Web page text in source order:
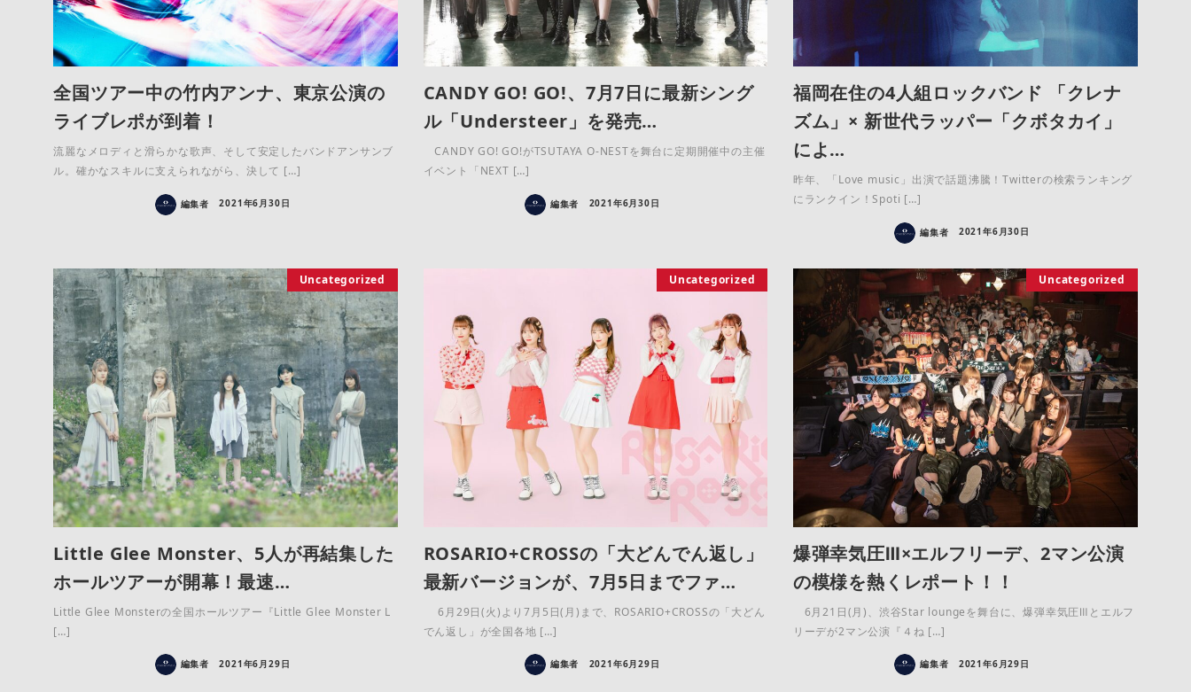
全国ツアー中の竹内アンナ、東京公演の
ライブレポが到着！
流麗なメロディと滑らかな歌声、そして安定したバンドアンサンブ
ル。確かなスキルに支えられながら、決して […]
編集者 2021年6月30日
CANDY GO! GO!、7月7日に最新シング
ル「Understeer」を発売…
CANDY GO! GO!がTSUTAYA O-NESTを舞台に定期開催中の主催
イベント「NEXT […]
編集者 2021年6月30日
福岡在住の4人組ロックバンド 「クレナ
ズム」× 新世代ラッパー「クボタカイ」
によ…
昨年、「Love music」出演で話題沸騰！Twitterの検索ランキング
にランクイン！Spoti […]
編集者 2021年6月30日
Uncategorized
Little Glee Monster、5人が再結集した
ホールツアーが開幕！最速…
Little Glee Monsterの全国ホールツアー『Little Glee Monster L
[…]
編集者 2021年6月29日
Uncategorized
ROSARIO+CROSSの「大どんでん返し」
最新バージョンが、7月5日までファ…
6月29日(火)より7月5日(月)まで、ROSARIO+CROSSの「大どん
でん返し」が全国各地 […]
編集者 2021年6月29日
Uncategorized
爆弾幸気圧Ⅲ×エルフリーデ、2マン公演
の模様を熱くレポート！！
6月21日(月)、渋谷Star loungeを舞台に、爆弾幸気圧Ⅲとエルフ
リーデが2マン公演『４ね […]
編集者 2021年6月29日